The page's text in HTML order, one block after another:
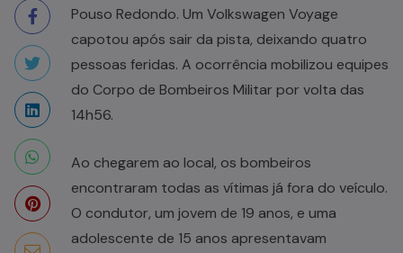
Pouso Redondo. Um Volkswagen Voyage
capotou após sair da pista, deixando quatro
pessoas feridas. A ocorrência mobilizou equipes
do Corpo de Bombeiros Militar por volta das
14h56.
Ao chegarem ao local, os bombeiros
encontraram todas as vítimas já fora do veículo.
O condutor, um jovem de 19 anos, e uma
adolescente de 15 anos apresentavam